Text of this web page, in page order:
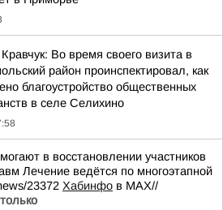
Во время своего визита в
район проинспектировал, как
благоустройство общественных
в селе Селихино
в восстановлении участников
Лечение ведётся по многоэтапной
23372 Хабинфо в МАХ//